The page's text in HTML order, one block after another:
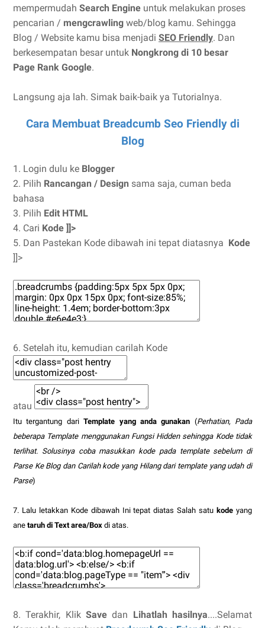
mempermudah Search Engine untuk melakukan proses
pencarian / mengcrawling web/blog kamu. Sehingga
Blog / Website kamu bisa menjadi SEO Friendly. Dan
berkesempatan besar untuk Nongkrong di 10 besar
Page Rank Google.
Langsung aja lah. Simak baik-baik ya Tutorialnya.
Cara Membuat Breadcumb Seo Friendly di
Blog
1. Login dulu ke Blogger
2. Pilih Rancangan / Design sama saja, cuman beda
bahasa
3. Pilih Edit HTML
4. Cari Kode ]]>
5. Dan Pastekan Kode dibawah ini tepat diatasnya Kode
]]>
6. Setelah itu, kemudian carilah Kode
atau
Itu tergantung dariTemplate yang anda gunakan (Perhatian, Pada
beberapa Template menggunakan Fungsi Hidden sehingga Kode tidak
terlihat. Solusinya coba masukkan kode pada template sebelum di
Parse Ke Blog dan Carilah kode yang Hilang dari template yang udah di
Parse)
7. Lalu letakkan Kode dibawah Ini tepat diatas Salah satu kode yang
ane taruh di Text area/Box di atas.
8. Terakhir, Klik Savedan Lihatlah hasilnya....Selamat